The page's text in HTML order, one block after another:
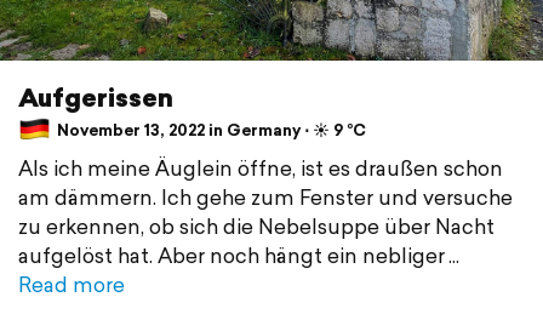
Aufgerissen
November 13, 2022 in Germany ⋅ ☀️ 9 °C
Als ich meine Äuglein öffne, ist es draußen schon
am dämmern. Ich gehe zum Fenster und versuche
zu erkennen, ob sich die Nebelsuppe über Nacht
aufgelöst hat. Aber noch hängt ein nebliger
Read more